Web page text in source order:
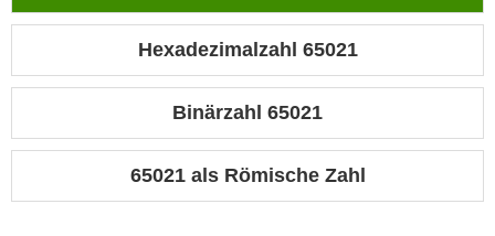
Hexadezimalzahl 65021
Binärzahl 65021
65021 als Römische Zahl